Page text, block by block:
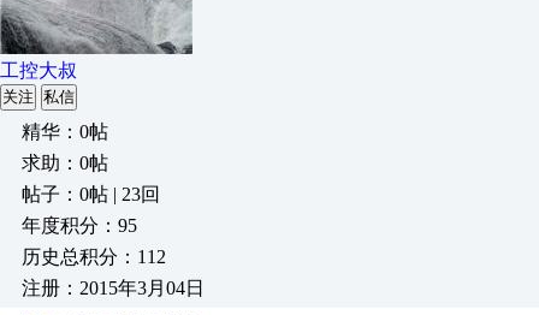
工控大叔
关注 私信
精华：0帖
求助：0帖
帖子：0帖 | 23回
年度积分：95
历史总积分：112
注册：2015年3月04日